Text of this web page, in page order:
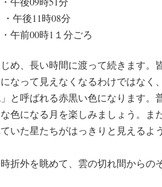
午後11時08分
午前00時1１分ごろ
め、長い時間に渡って続きます。
なって見えなくなるわけではなく
と呼ばれる赤黒い色になります。
色になる月を楽しみましょう。ま
いた星たちがはっきりと見えるよ
折外を眺めて、雲の切れ間からの